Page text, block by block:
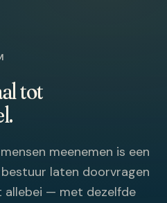
tot
meenemen is een
bestuur laten doorvragen
allebei — met dezelfde